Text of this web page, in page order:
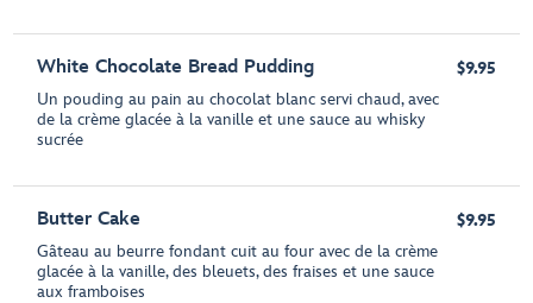
White Chocolate Bread Pudding
Un pouding au pain au chocolat blanc servi chaud, avec
de la crème glacée à la vanille et une sauce au whisky
sucrée
$9.95
Butter Cake
Gâteau au beurre fondant cuit au four avec de la crème
glacée à la vanille, des bleuets, des fraises et une sauce
aux framboises
$9.95